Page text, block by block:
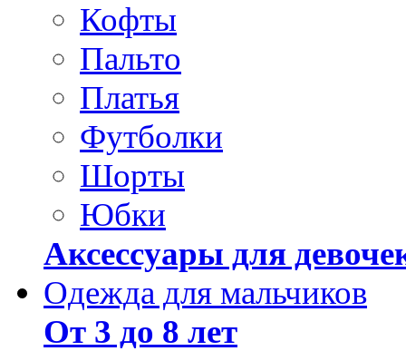
Кофты
Пальто
Платья
Футболки
Шорты
Юбки
Аксессуары для
Одежда для мальчиков
От 3 до 8 лет